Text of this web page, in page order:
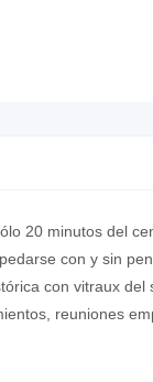
20 minutos del
con y sin
con vitraux
reuniones